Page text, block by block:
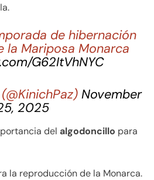
de hibernación
Mariposa Monarca
G62ItVhNYC
November
2025
del algodoncillo para
la reproducción de la Monarca.